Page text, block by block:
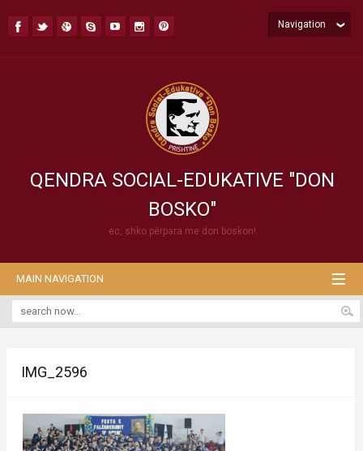
QENDRA SOCIAL-EDUKATIVE "DON
BOSKO"
ec, shko përpara me don boskon!
Navigation
MAIN NAVIGATION
IMG_2596